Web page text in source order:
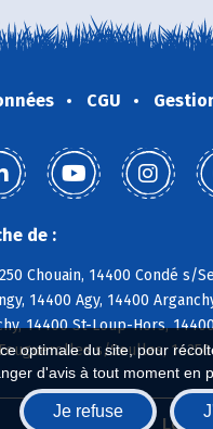
optimale du site, pour
d'avis à tout moment en
Je refuse
CGU
de :
Chouain, 14400 Condé s/
14400 Agy, 14400
14400 St-Loup-Hors,
s/Seulles,
Biocoop.fr Le